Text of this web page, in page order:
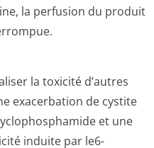
la perfusion du produit
la toxicité d’autres
exacerbation de cystite
et une
induite par le6-